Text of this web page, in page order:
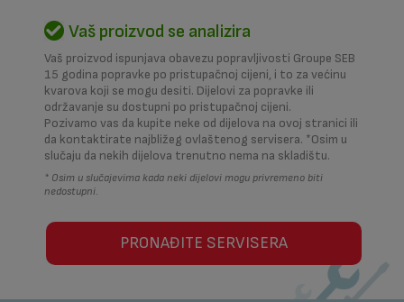
Vaš proizvod se analizira
Vaš proizvod ispunjava obavezu popravljivosti Groupe SEB
15 godina popravke po pristupačnoj cijeni, i to za većinu
kvarova koji se mogu desiti. Dijelovi za popravke ili
održavanje su dostupni po pristupačnoj cijeni.
Pozivamo vas da kupite neke od dijelova na ovoj stranici ili
da kontaktirate najbližeg ovlaštenog servisera. *Osim u
slučaju da nekih dijelova trenutno nema na skladištu.
* Osim u slučajevima kada neki dijelovi mogu privremeno biti
nedostupni.
PRONAĐITE SERVISERA